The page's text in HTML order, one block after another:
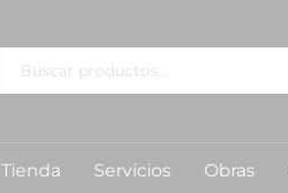
Tienda Servicios Obras